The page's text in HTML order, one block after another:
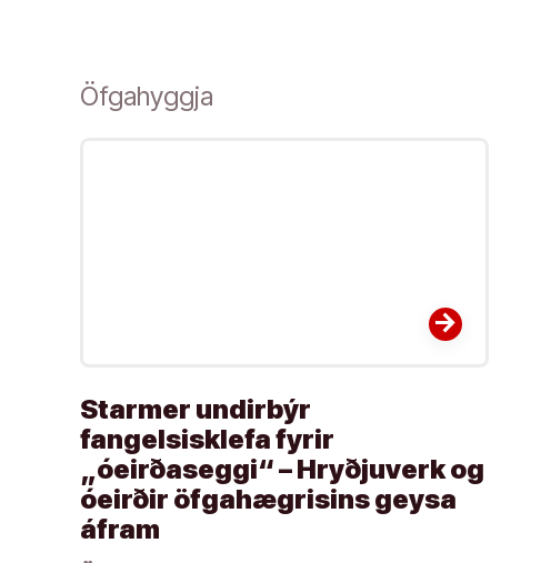
Öfgahyggja
arrow_forward
Starmer undirbýr
fangelsisklefa fyrir
„óeirðaseggi“ – Hryðjuverk og
óeirðir öfgahægrisins geysa
áfram